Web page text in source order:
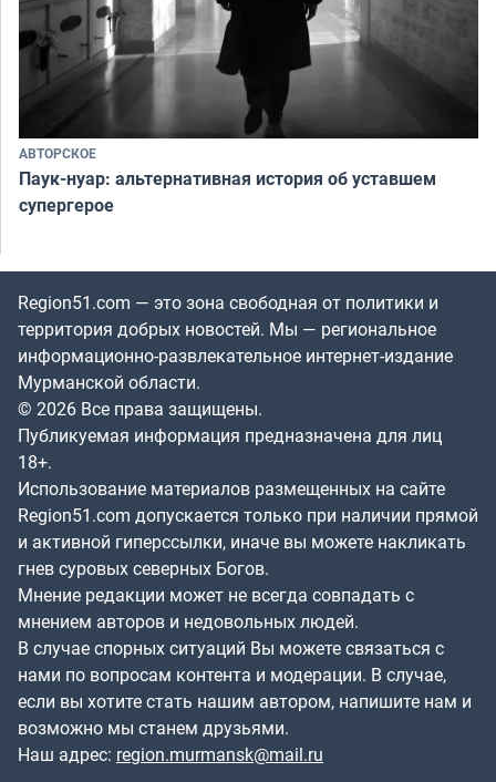
АВТОРСКОЕ
Паук-нуар: альтернативная история об уставшем
супергерое
Region51.com — это зона свободная от политики и
территория добрых новостей. Мы — региональное
информационно-развлекательное интернет-издание
Мурманской области.
© 2026 Все права защищены.
Публикуемая информация предназначена для лиц
18+.
Использование материалов размещенных на сайте
Region51.com допускается только при наличии прямой
и активной гиперссылки, иначе вы можете накликать
гнев суровых северных Богов.
Мнение редакции может не всегда совпадать с
мнением авторов и недовольных людей.
В случае спорных ситуаций Вы можете связаться с
нами по вопросам контента и модерации. В случае,
если вы хотите стать нашим автором, напишите нам и
возможно мы станем друзьями.
Наш адрес: region.murmansk@mail.ru